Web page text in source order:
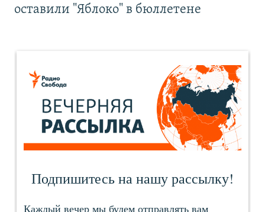
оставили "Яблоко" в бюллетене